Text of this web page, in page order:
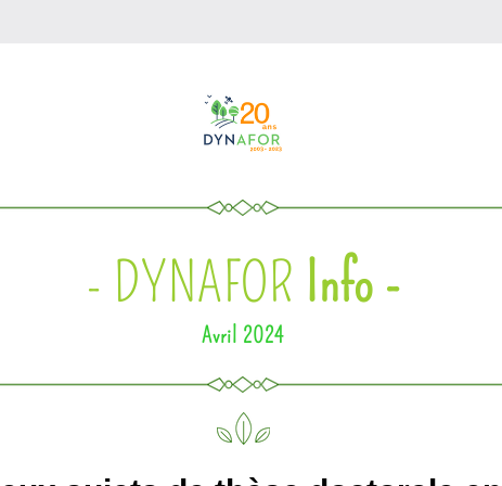
- DYNAFOR Info -
Avril 2024